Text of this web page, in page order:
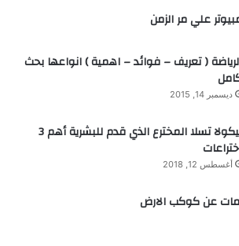
علي مر الزمن
( تعريف – فوائد – اهمية ) انواعها بحث
ديسمبر 14, 2015
نيكولا تسلا المخترع الذي قدم للبشرية أهم 3
أغسطس 12, 2018
عن كوكب الارض